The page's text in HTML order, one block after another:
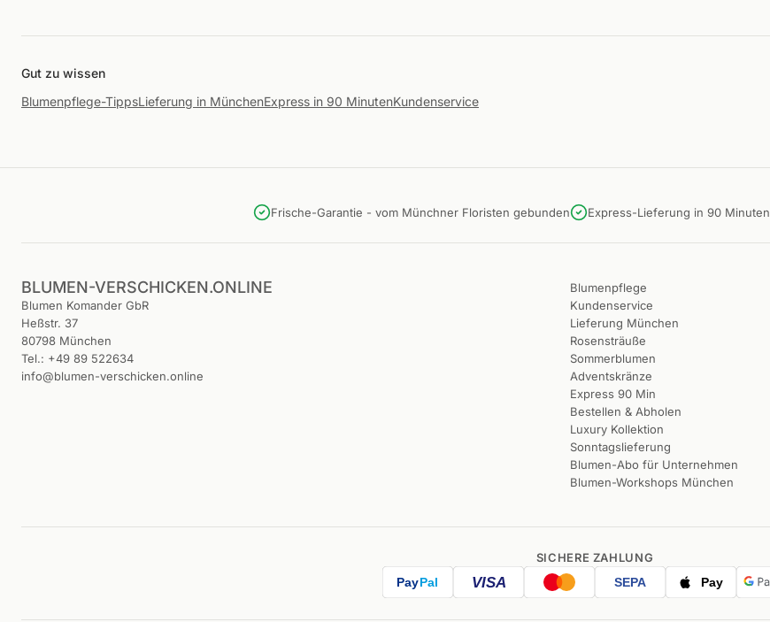
Gut zu wissen
Blumenpflege-TippsLieferung in MünchenExpress in 90 MinutenKundenservice
Frische-Garantie - vom Münchner Floristen gebunden Express-Lieferung in 90 Minuten
BLUMEN-VERSCHICKEN.ONLINE
Blumen Komander GbR
Heßstr. 37
80798 München
Tel.: +49 89 522634
info@blumen-verschicken.online
Blumenpflege
Kundenservice
Lieferung München
Rosensträuße
Sommerblumen
Adventskränze
Express 90 Min
Bestellen & Abholen
Luxury Kollektion
Sonntagslieferung
Blumen-Abo für Unternehmen
Blumen-Workshops München
SICHERE ZAHLUNG
PayPal VISA SEPA Pay